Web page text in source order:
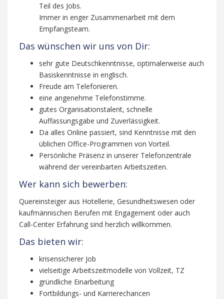
Teil des Jobs.
Immer in enger Zusammenarbeit mit dem
Empfangsteam.
Das wünschen wir uns von Dir:
sehr gute Deutschkenntnisse, optimalerweise auch
Basiskenntnisse in englisch.
Freude am Telefonieren.
eine angenehme Telefonstimme.
gutes Organisationstalent, schnelle
Auffassungsgabe und Zuverlässigkeit.
Da alles Online passiert, sind Kenntnisse mit den
üblichen Office-Programmen von Vorteil.
Persönliche Präsenz in unserer Telefonzentrale
während der vereinbarten Arbeitszeiten.
Wer kann sich bewerben:
Quereinsteiger aus Hotellerie, Gesundheitswesen oder
kaufmännischen Berufen mit Engagement oder auch
Call-Center Erfahrung sind herzlich willkommen.
Das bieten wir:
krisensicherer Job
vielseitige Arbeitszeitmodelle von Vollzeit, TZ
gründliche Einarbeitung
Fortbildungs- und Karrierechancen